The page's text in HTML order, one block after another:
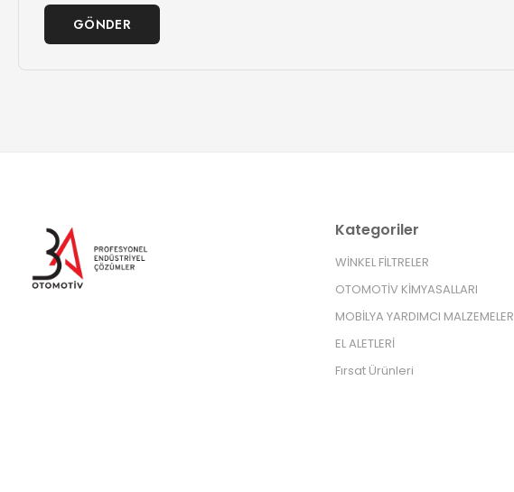
GÖNDER
Kategoriler
WİNKEL FİLTRELER
OTOMOTİV KİMYASALLARI
MOBİLYA YARDIMCI MALZEMELER
EL ALETLERİ
Fırsat Ürünleri